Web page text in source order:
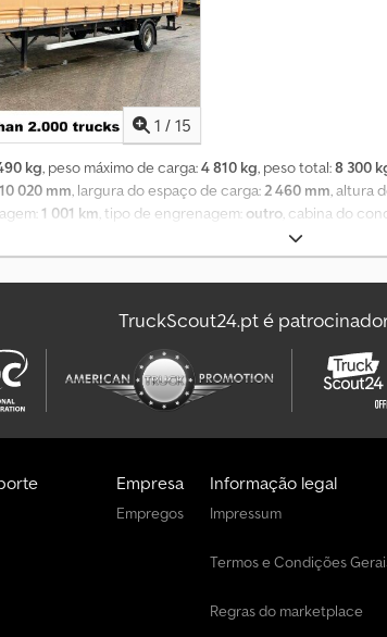
1 / 15
kg, peso máximo de carga:4 810 kg, peso total:8 300
10 020 mm, largura do espaço de carga:2 460 mm, altura
1 001 km, tipo de engrenagem: outro, cabina do
eixo, suspensão pneumática, elevação e descida, ABS
alumínio, suportes, plataforma de carga em alumínio,
traseira Dhollandia modelo DH LM15 de 1,5 t.
TruckScout24.pt é
Empresa
Empregos
Informação legal
Impressum
Termos e Condições
Regras do marketplace